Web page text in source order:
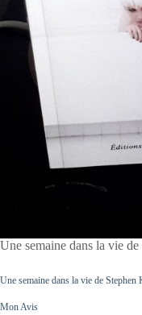
Une semaine dans la vie
Une semaine dans la vie de Stephen
Mon Avis